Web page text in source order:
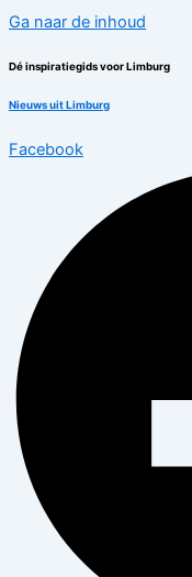
Ga naar de inhoud
Dé inspiratiegids voor Limburg
Nieuws uit Limburg
Facebook